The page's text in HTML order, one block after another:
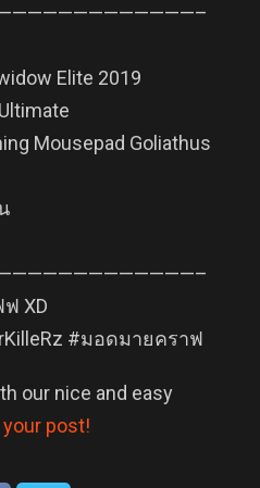
Elite 2019
Mousepad Goliathus
XD
#มอดมายคราฟ
our nice and easy
your post!